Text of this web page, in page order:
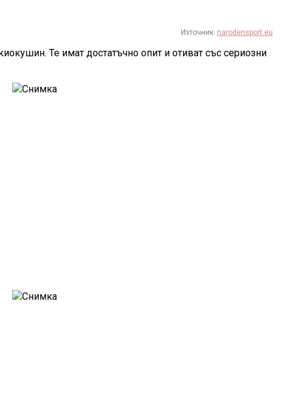
Източник: narodensport.eu
Те имат достатъчно опит и отиват със сериозни